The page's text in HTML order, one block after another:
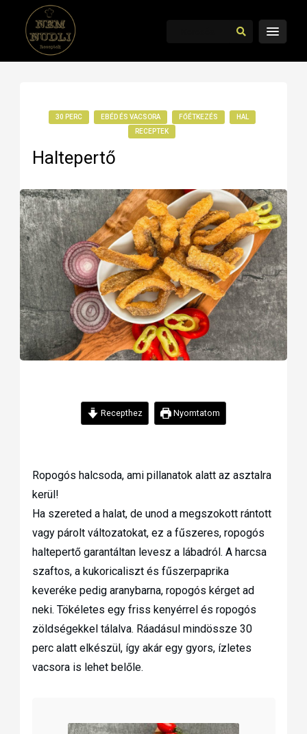
30 PERC EBÉD ÉS VACSORA FŐÉTKEZÉS
HAL
RECEPTEK
Haltepertő
Recepthez Nyomtatom
Ropogós halcsoda, ami pillanatok alatt az asztalra
kerül!
Ha szereted a halat, de unod a megszokott rántott
vagy párolt változatokat, ez a fűszeres, ropogós
haltepertő garantáltan levesz a lábadról. A harcsa
szaftos, a kukoricaliszt és fűszerpaprika
keveréke pedig aranybarna, ropogós kérget ad
neki. Tökéletes egy friss kenyérrel és ropogós
zöldségekkel tálalva. Ráadásul mindössze 30
perc alatt elkészül, így akár egy gyors, ízletes
vacsora is lehet belőle.